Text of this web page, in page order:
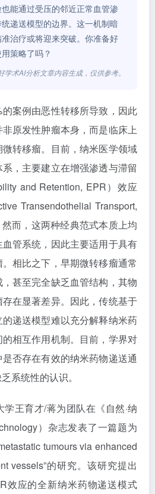
能通过受压的邻近正常血管渗
递送模型的边界。这一机制暗
治疗或将迎来突破。你准备好
策略了吗？
术AI分析文章内容生成，仅供参考。
案例由恶性转移所导致，因此
原发性肿瘤本身，而是临床上
转移瘤。目前，纳米医学领域
，主要建立在增强渗透与滞留
and Retention, EPR）效应
Transendothelial Transport,
而，这两种经典范式本质上均
管系统，因此主要适用于具有
相比之下，早期微转移瘤通常
甚至完全缺乏血管结构，其物
在显著差异。因此，传统基于
递送模型难以充分解释纳米药
相互作用机制。目前，学界对
否存在有效的纳米药物递送通
系统性的认识。
王育才/蒋为团队在《自然·纳
）杂志发表了一篇题为
tumours via enhanced
vessels”的研究。该研究提出
效应的全新纳米药物递送模式